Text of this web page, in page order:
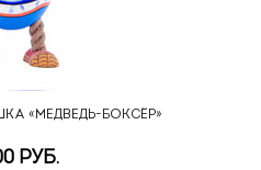
«МЕДВЕДЬ-БОКСЁР»
РУБ.